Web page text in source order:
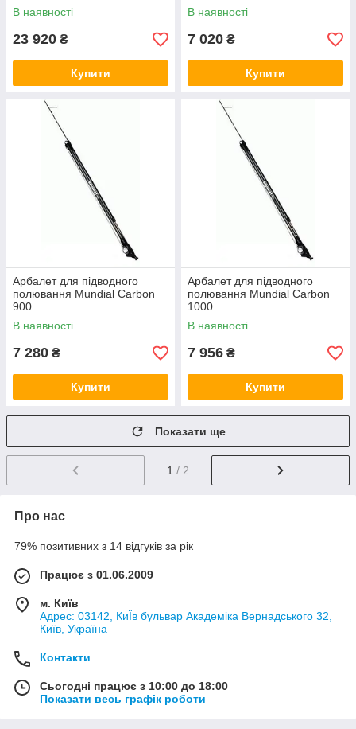
В наявності
23 920 ₴
Купити
В наявності
7 020 ₴
Купити
Арбалет для підводного
полювання Mundial Carbon
900
В наявності
7 280 ₴
Купити
Арбалет для підводного
полювання Mundial Carbon
1000
В наявності
7 956 ₴
Купити
Показати ще
1 / 2
Про нас
79% позитивних з 14 відгуків за рік
Працює з 01.06.2009
м. Київ
Адрес: 03142, КиЇв бульвар Академіка Вернадського 32,
Київ, Україна
Контакти
Сьогодні працює з 10:00 до 18:00
Показати весь графік роботи